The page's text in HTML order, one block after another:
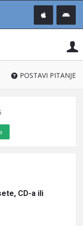
®
POSTAVI PITANJE
CD-a ili